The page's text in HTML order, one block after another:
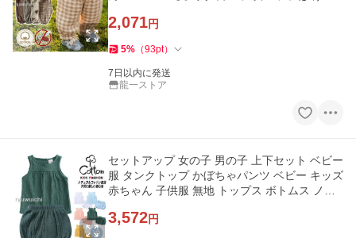
2,071円
5% （93pt）
7日以内に発送
龍一ストア
セットアップ 女の子 男の子 上下セット ベビー
服 タンクトップ かぼちゃパンツ ベビー キッズ
赤ちゃん 子供服 無地 トップス ボトムス ノー
3,572円